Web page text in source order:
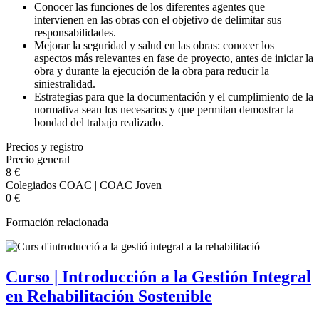
Conocer las funciones de los diferentes agentes que
intervienen en las obras con el objetivo de delimitar sus
responsabilidades.
Mejorar la seguridad y salud en las obras: conocer los
aspectos más relevantes en fase de proyecto, antes de iniciar la
obra y durante la ejecución de la obra para reducir la
siniestralidad.
Estrategias para que la documentación y el cumplimiento de la
normativa sean los necesarios y que permitan demostrar la
bondad del trabajo realizado.
Precios y registro
Precio general
8 €
Colegiados COAC | COAC Joven
0 €
Formación relacionada
Curso | Introducción a la Gestión Integral
en Rehabilitación Sostenible